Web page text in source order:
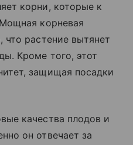
корни, которые к
корневая
что растение вытянет
Кроме того, этот
защищая посадки
качества плодов и
он отвечает за